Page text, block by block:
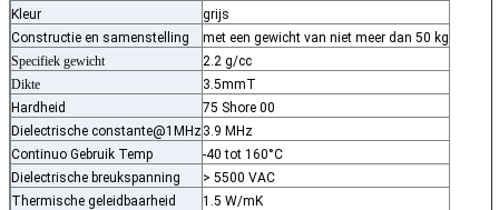
Kleur
grijs
Constructie en samenstelling
met een gewicht van niet meer dan 50 kg
Specifiek gewicht
2.2 g/cc
Dikte
3.5mmT
Hardheid
75 Shore 00
Dielectrische constante@1MHz3.9 MHz
Continuo Gebruik Temp
-40 tot 160°C
Dielectrische breukspanning
> 5500 VAC
Thermische geleidbaarheid
1.5 W/mK